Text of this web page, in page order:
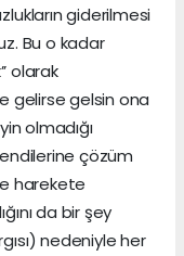
giderilmesi
Bu o kadar
olarak
gelirse gelsin ona
olmadığı
çözüm
harekete
da bir şey
nedeniyle her